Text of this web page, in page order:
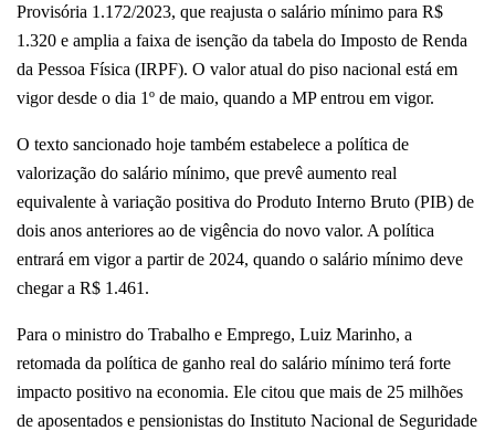
Provisória 1.172/2023, que reajusta o salário mínimo para R$
1.320 e amplia a faixa de isenção da tabela do Imposto de Renda
da Pessoa Física (IRPF). O valor atual do piso nacional está em
vigor desde o dia 1º de maio, quando a MP entrou em vigor.
O texto sancionado hoje também estabelece a política de
valorização do salário mínimo, que prevê aumento real
equivalente à variação positiva do Produto Interno Bruto (PIB) de
dois anos anteriores ao de vigência do novo valor. A política
entrará em vigor a partir de 2024, quando o salário mínimo deve
chegar a R$ 1.461.
Para o ministro do Trabalho e Emprego, Luiz Marinho, a
retomada da política de ganho real do salário mínimo terá forte
impacto positivo na economia. Ele citou que mais de 25 milhões
de aposentados e pensionistas do Instituto Nacional de Seguridade